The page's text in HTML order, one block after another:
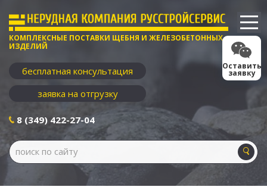
Оставить
заявку
КОМПЛЕКСНЫЕ ПОСТАВКИ ЩЕБНЯ И ЖЕЛЕЗОБЕТОННЫХ
ИЗДЕЛИЙ
бесплатная консультация
заявка на отгрузку
8 (349) 422-27-04